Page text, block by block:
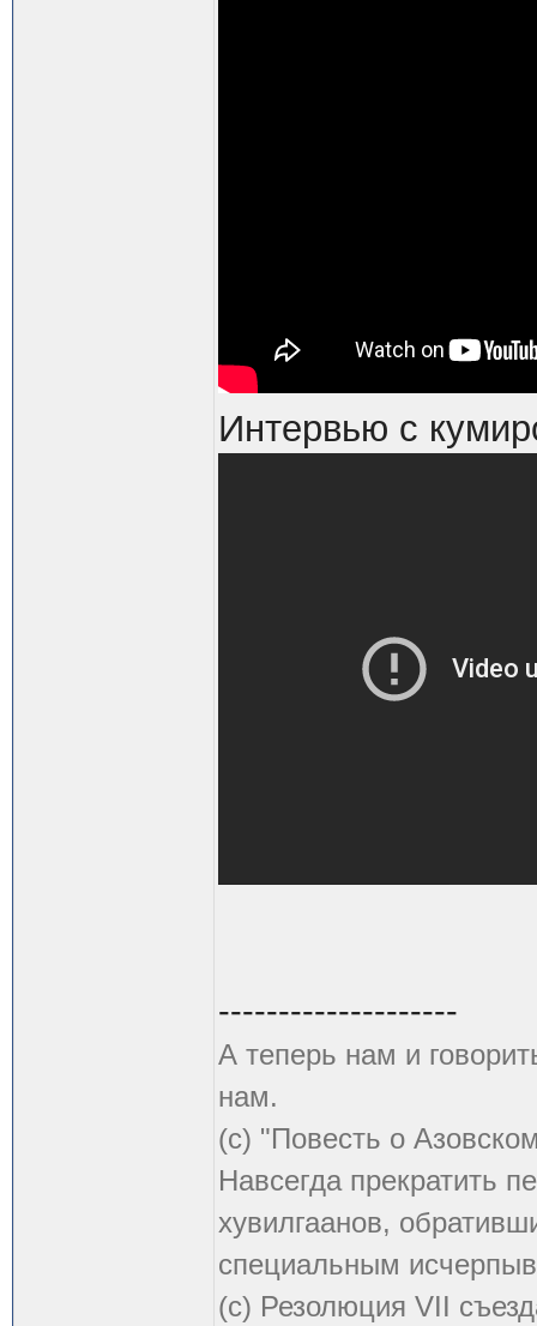
Интервью с
--------------------
А теперь нам и
нам.
(с) "Повесть о
Навсегда прекратить
хувилгаанов,
специальным
(с) Резолюция VII